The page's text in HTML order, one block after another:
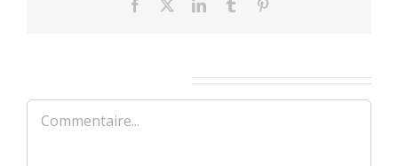
Facebook LinkedInTumblr
Commentaire